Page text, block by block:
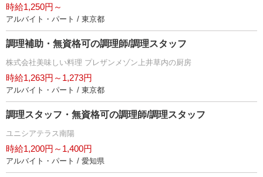
時給1,250円～
アルバイト・パート / 東京都
調理補助・無資格可の調理師/調理スタッフ
株式会社美味しい料理 プレザンメゾン上井草内の厨房
時給1,263円～1,273円
アルバイト・パート / 東京都
調理スタッフ・無資格可の調理師/調理スタッフ
ユニシアテラス南陽
時給1,200円～1,400円
アルバイト・パート / 愛知県